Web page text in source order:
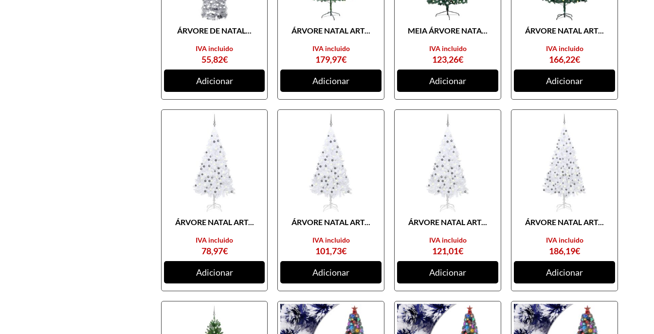
ÁRVORE DE NATAL...
55,82€
IVA incluido
Adicionar
ÁRVORE NATAL ART...
179,97€
IVA incluido
Adicionar
MEIA ÁRVORE NATA...
123,26€
IVA incluido
Adicionar
ÁRVORE NATAL ART...
166,22€
IVA incluido
Adicionar
ÁRVORE NATAL ART...
78,97€
IVA incluido
Adicionar
ÁRVORE NATAL ART...
101,73€
IVA incluido
Adicionar
ÁRVORE NATAL ART...
121,01€
IVA incluido
Adicionar
ÁRVORE NATAL ART...
186,19€
IVA incluido
Adicionar